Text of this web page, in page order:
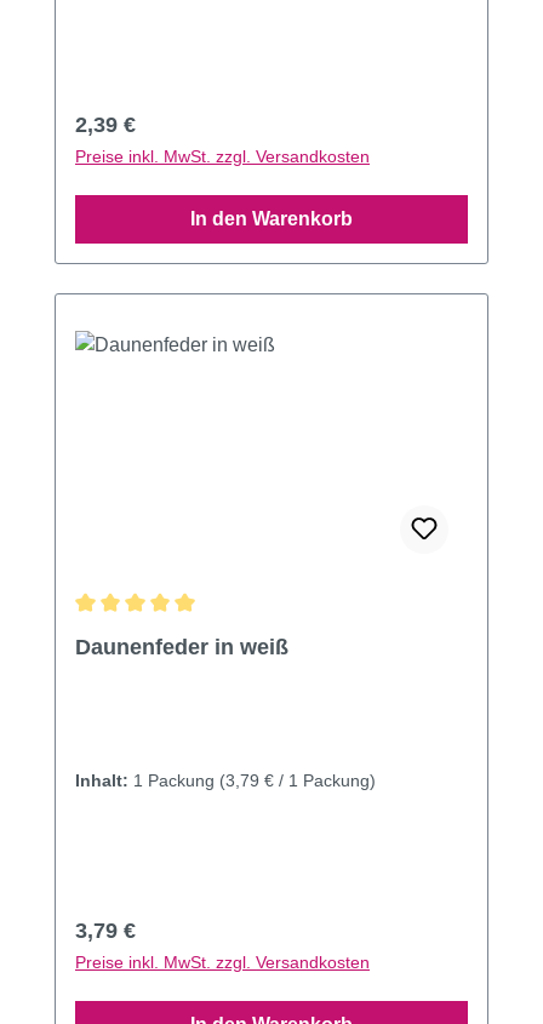
Regulärer Preis:
2,39 €
Preise inkl. MwSt. zzgl. Versandkosten
In den Warenkorb
Daunenfeder in weiß
Inhalt: 1 Packung (3,79 € / 1 Packung)
Regulärer Preis:
3,79 €
Preise inkl. MwSt. zzgl. Versandkosten